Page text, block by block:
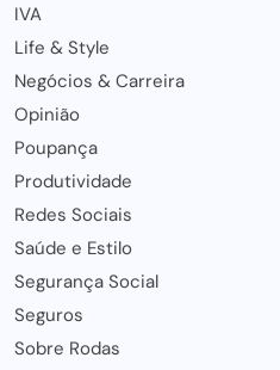
IVA
Life & Style
Negócios & Carreira
Opinião
Poupança
Produtividade
Redes Sociais
Saúde e Estilo
Segurança Social
Seguros
Sobre Rodas